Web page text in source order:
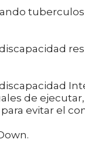
tuberculosis
de
evitar el